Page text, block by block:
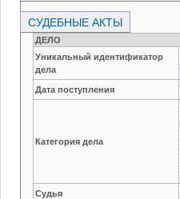
СУДЕБНЫЕ АКТЫ
ДЕЛО
Уникальный идентификатор
дела
Дата поступления
Категория дела
Судья